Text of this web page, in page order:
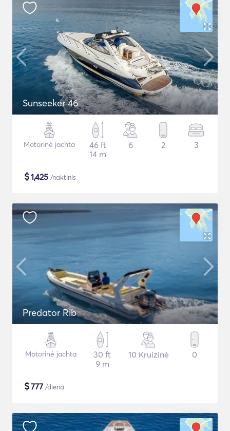
Sunseeker 46
Motorinė jachta
46 ft
14 m
6 2 3
$1,425 /naktinis
Predator Rib
Motorinė jachta
30 ft
9 m
10 Kruizinė 0
$777 /diena